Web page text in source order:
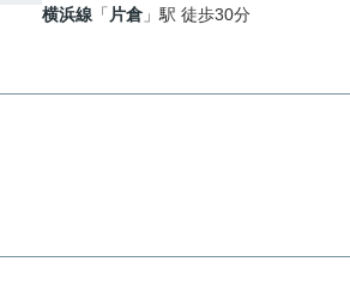
横浜線 「 片倉 」駅 徒歩30分